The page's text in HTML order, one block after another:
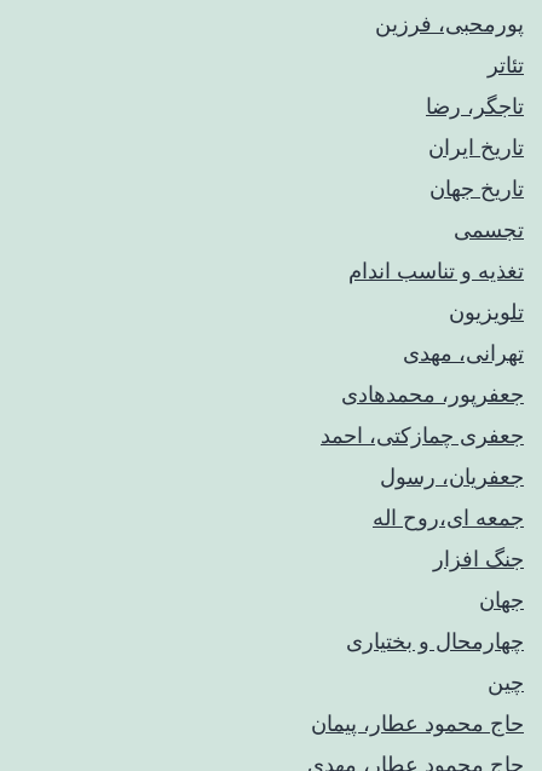
پورمحبی، فرزین
تئاتر
تاجگر، رضا
تاریخ ایران
تاریخ جهان
تجسمی
تغذیه و تناسب اندام
تلویزیون
تهرانی، مهدی
جعفرپور، محمدهادی
جعفری چمازکتی، احمد
جعفریان، رسول
جمعه ای،روح اله
جنگ افزار
جهان
چهارمحال و بختیاری
چین
حاج محمود عطار، پیمان
حاج محمود عطار، مهدی